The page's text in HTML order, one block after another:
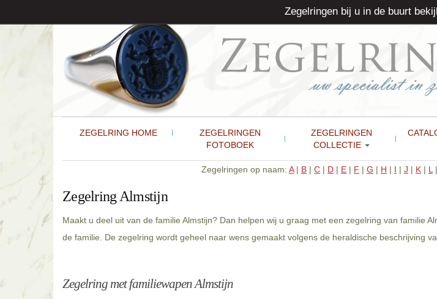
ZEGELRING HOME
ZEGELRINGEN
FOTOBOEK
ZEGELRINGEN
COLLECTIE
Zegelringen op naam: A| B | C | D | E | F | G | H | I | J | K | L |
Zegelring Almstijn
Maakt u deel uit van de familie Almstijn? Dan helpen wij u graag met een zegelring van familie
de familie. De zegelring wordt geheel naar wens gemaakt volgens de heraldische beschrijving
Zegelring met familiewapen Almstijn
Zegelringen bij u in de buurt